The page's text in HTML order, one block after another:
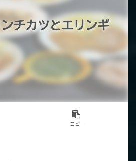
ンチカツとエリンギ
コピー